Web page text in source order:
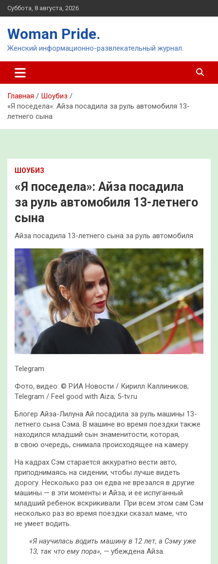
Перейти
к
Суббота, 8 августа, 2026
Woman Pride.
Женский информационно-развлекательный журнал.
Главная
Шоубиз
«Я поседела»: Айза посадила за руль автомобиля 13-
летнего сына
ШОУБИЗ
«Я поседела»: Айза посадила
за руль автомобиля 13-летнего
сына
Айза посадила 13-летнего сына за руль автомобиля
Telegram
Фото, видео: © РИА Новости / Кирилл Каллиников;
Telegram / Feel good with Aiza; 5-tv.ru
Блогер Айза-Лилуна Ай посадила за руль машины 13-
летнего сына Сэма. В машине во время поездки также
находился младший сын знаменитости, которая,
в свою очередь, снимала происходящее на камеру.
На кадрах Сэм старается аккуратно вести авто,
приподнимаясь на сидении, чтобы лучше видеть
дорогу. Несколько раз он едва не врезался в другие
машины — в эти моменты и Айза, и ее испуганный
младший ребенок вскрикивали. При всем этом сам Сэм
несколько раз во время поездки сказал маме, что
не умеет водить.
«Я научилась водить машину в 12 лет, а Сэму уже
13, так что ему пора», — убеждена Айза.